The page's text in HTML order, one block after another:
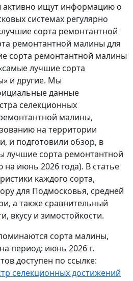
активно ищут информацию о
системах регулярно
сорта ремонтантной
ремонтантной малины для
сорта ремонтантной малины
лучшие сорта
и другие. Мы
данные
селекционных
малины,
на территории
и подготовили обзор, в
лучшие сорта ремонтантной
июнь 2026 года). В статье
каждого сорта,
для Подмосковья, средней
а также сравнительный
вкусу и зимостойкости.
сорта малины,
период: июнь 2026 г.
доступен по ссылке:
селекционных достижений